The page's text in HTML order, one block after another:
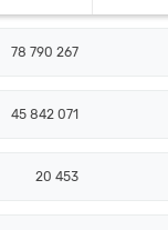
78 790 267
45 842 071
20 453